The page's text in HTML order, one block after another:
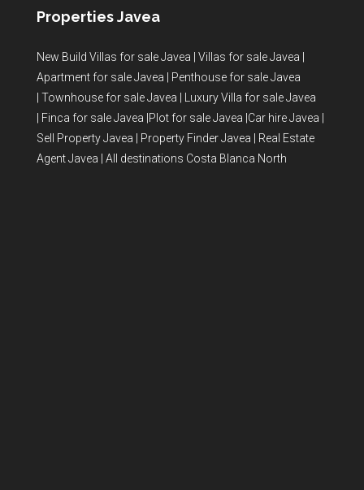
Properties Javea
New Build Villas for sale Javea Villas for sale Javea
Apartment for sale Javea
Penthouse for sale Javea
Townhouse for sale Javea
Luxury Villa for sale Javea
Finca for sale Javea Plot for sale Javea Car hire Javea
Sell Property Javea
Property Finder Javea
Real Estate
Agent Javea
All destinations Costa Blanca North